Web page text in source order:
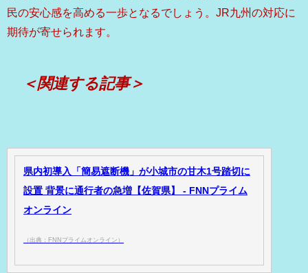
民の安心感を高める一歩となるでしょう。JR九州の対応に
期待が寄せられます。
＜関連する記事＞
県内初導入「簡易遮断機」が小城市の甘木1号踏切に
設置 背景に通行者の急増【佐賀県】 - FNNプライム
オンライン
（出典：FNNプライムオンライン）